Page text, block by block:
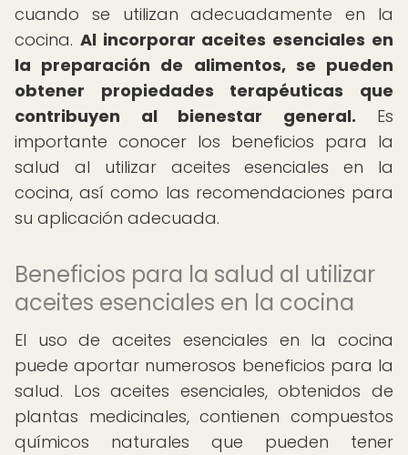
cuando se utilizan adecuadamente en la
cocina. Al incorporar aceites esenciales en
la preparación de alimentos, se pueden
obtener propiedades terapéuticas que
contribuyen al bienestar general. Es
importante conocer los beneficios para la
salud al utilizar aceites esenciales en la
cocina, así como las recomendaciones para
su aplicación adecuada.
Beneficios para la salud al utilizar
aceites esenciales en la cocina
El uso de aceites esenciales en la cocina
puede aportar numerosos beneficios para la
salud. Los aceites esenciales, obtenidos de
plantas medicinales, contienen compuestos
químicos naturales que pueden tener